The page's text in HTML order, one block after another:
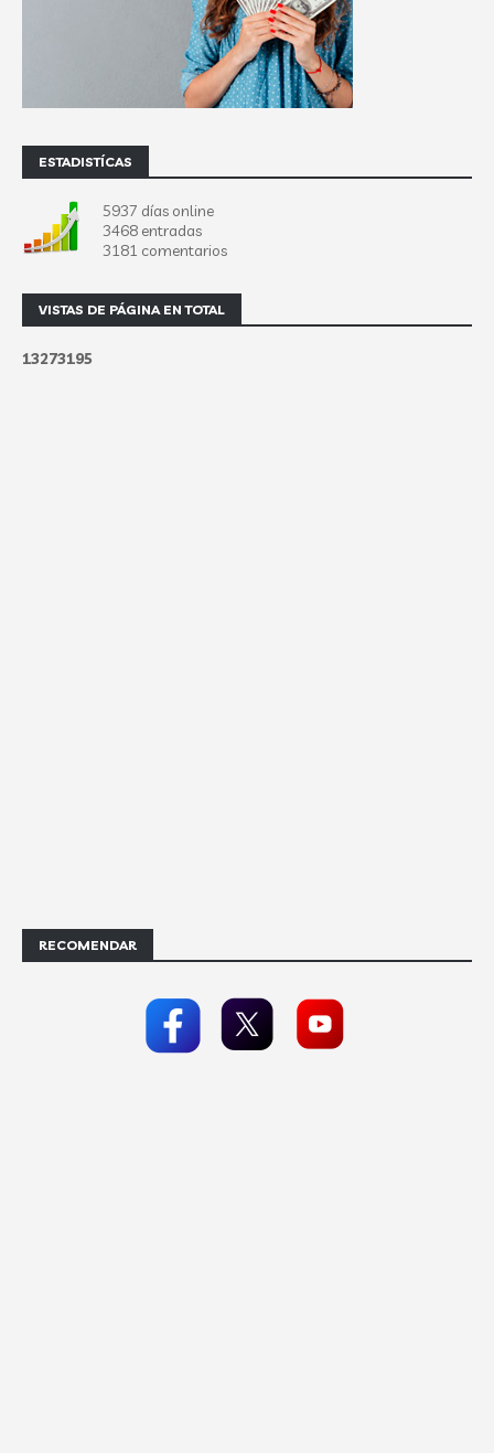
ESTADISTÍCAS
5937 días online
3468 entradas
3181 comentarios
VISTAS DE PÁGINA EN TOTAL
13273195
RECOMENDAR